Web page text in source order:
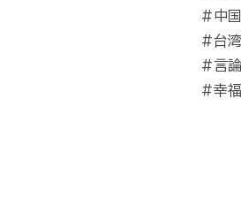
#中
#台
#言論
#幸